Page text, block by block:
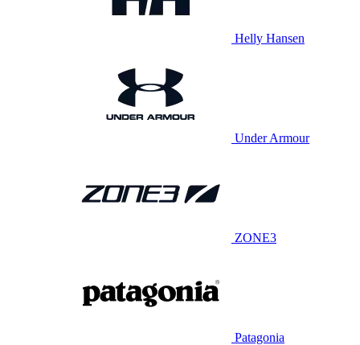
Helly Hansen
Under Armour
ZONE3
Patagonia